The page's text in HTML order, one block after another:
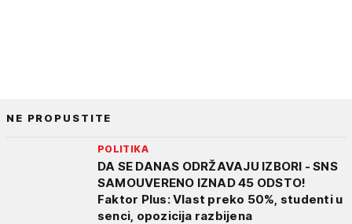
NE PROPUSTITE
POLITIKA
DA SE DANAS ODRŽAVAJU IZBORI - SNS
SAMOUVERENO IZNAD 45 ODSTO!
Faktor Plus: Vlast preko 50%, studenti u
senci, opozicija razbijena